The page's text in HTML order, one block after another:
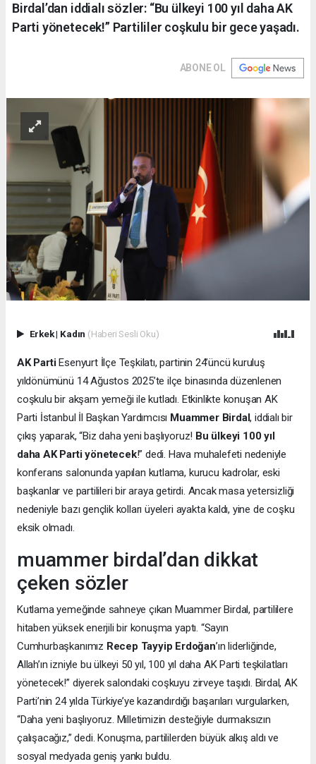
Birdal’dan iddialı sözler: “Bu ülkeyi 100 yıl daha AK
Parti yönetecek!” Partililer coşkulu bir gece yaşadı.
ABONE OL
Erkek| Kadın (Haberi Sesli Oku)
AK PartiEsenyurt İlçe Teşkilatı, partinin 24’üncü kuruluş
yıldönümünü 14 Ağustos 2025’te ilçe binasında düzenlenen
coşkulu bir akşam yemeği ile kutladı. Etkinlikte konuşan AK
Parti İstanbul İl Başkan Yardımcısı Muammer Birdal, iddialı bir
çıkış yaparak, “Biz daha yeni başlıyoruz! Bu ülkeyi 100 yıl
daha AK Parti yönetecek!” dedi. Hava muhalefeti nedeniyle
konferans salonunda yapılan kutlama, kurucu kadrolar, eski
başkanlar ve partilileri bir araya getirdi. Ancak masa yetersizliği
nedeniyle bazı gençlik kolları üyeleri ayakta kaldı, yine de coşku
eksik olmadı.
muammer birdal’dan dikkat
çeken sözler
Kutlama yemeğinde sahneye çıkan Muammer Birdal, partililere
hitaben yüksek enerjili bir konuşma yaptı. “Sayın
Cumhurbaşkanımız Recep Tayyip Erdoğan’ın liderliğinde,
Allah’ın izniyle bu ülkeyi 50 yıl, 100 yıl daha AK Parti teşkilatları
yönetecek!” diyerek salondaki coşkuyu zirveye taşıdı. Birdal, AK
Parti’nin 24 yılda Türkiye’ye kazandırdığı başarıları vurgularken,
“Daha yeni başlıyoruz. Milletimizin desteğiyle durmaksızın
çalışacağız,” dedi. Konuşma, partililerden büyük alkış aldı ve
sosyal medyada geniş yankı buldu.